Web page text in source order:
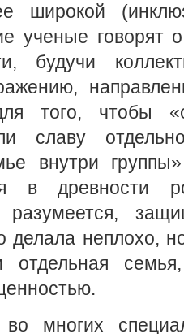
широкой
ученые говорят
будучи
того, чтобы
славу
внутри
в древности
разумеется,
делала неплохо,
отдельная
во многих